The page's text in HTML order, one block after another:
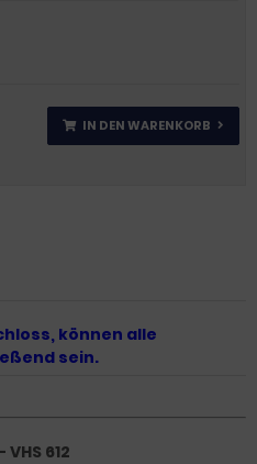
IN DEN WARENKORB
können alle
sein.
612